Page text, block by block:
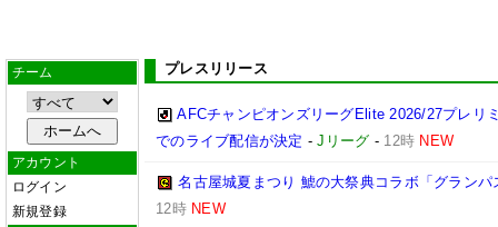
チーム
アカウント
ログイン
新規登録
プレスリリース
AFCチャンピオンズリーグElite 2026/27プレリ
でのライブ配信が決定 -Jリーグ - 12時 NEW
名古屋城夏まつり 鯱の大祭典コラボ「グラン
12時 NEW